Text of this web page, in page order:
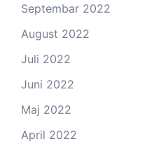
Septembar 2022
August 2022
Juli 2022
Juni 2022
Maj 2022
April 2022